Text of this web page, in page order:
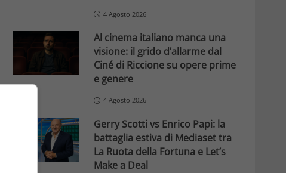
4 Agosto 2026
Al cinema italiano manca una
visione: il grido d’allarme dal
Ciné di Riccione su opere prime
e genere
4 Agosto 2026
Gerry Scotti vs Enrico Papi: la
battaglia estiva di Mediaset tra
La Ruota della Fortuna e Let’s
Make a Deal